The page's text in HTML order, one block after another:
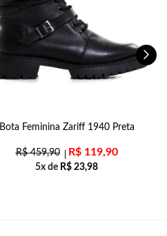
Bota Feminina Zariff 1940 Preta
R$459,90 R$119,90
5x de R$ 23,98